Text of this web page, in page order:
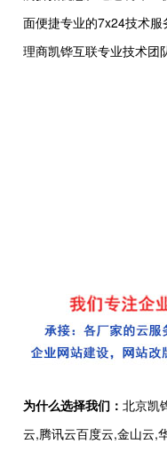
面便捷专业的7x24技术
理商凯铧互联专业技术团
为什么选择我们： 北京凯
云,腾讯云百度云,金山云,